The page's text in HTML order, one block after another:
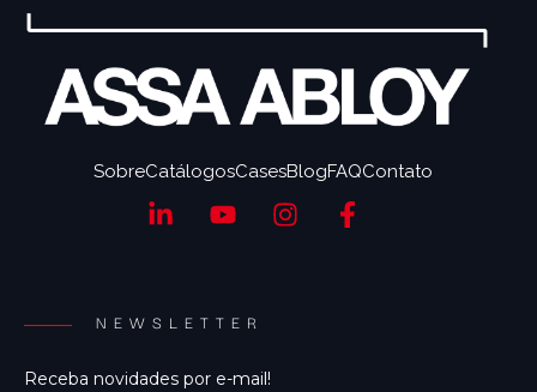
SobreCatálogosCasesBlogFAQContato
NEWSLETTER
Receba novidades por e-mail!